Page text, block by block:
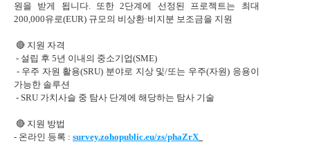
원을 받게 됩니다. 또한 2단계에 선정된 프로젝트는 최대
200,000유로(EUR) 규모의 비상환·비지분 보조금을 지원
🔴 지원 자격
- 설립 후 5년 이내의 중소기업(SME)
- 우주 자원 활용(SRU) 분야로 지상 및/또는 우주(자원) 응용이
가능한 솔루션
- SRU 가치사슬 중 탐사 단계에 해당하는 탐사 기술
🔴 지원 방법
- 온라인 등록 : survey.zohopublic.eu/zs/phaZrX